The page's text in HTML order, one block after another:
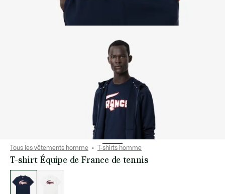
Tous les vêtements homme T-shirts homme
T-shirt Équipe de France de tennis
des
déclinaisons